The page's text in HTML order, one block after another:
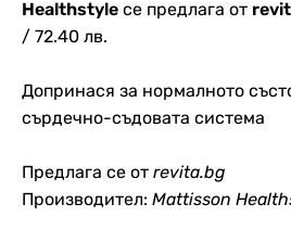
Healthstyle се предлага от
/ 72.40 лв.
Допринася за нормалното
сърдечно-съдовата система
Предлага се от revita.bg
Производител: Mattisson